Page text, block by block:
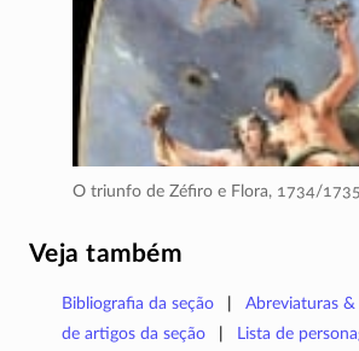
O triunfo de Zéfiro e Flora, 1734/1735
Veja também
Bibliografia da seção Abreviaturas &
de artigos da seção
Lista de